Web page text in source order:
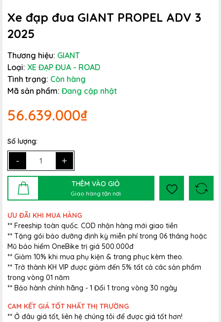
Xe đạp đua GIANT PROPEL ADV 3
2025
Thương hiệu: GIANT
Loại: XE ĐẠP ĐUA - ROAD
Tình trạng: Còn hàng
Mã sản phẩm: Đang cập nhật
56.639.000₫
Số lượng:
- +
THÊM VÀO GIỎ
Giao hàng tận nơi
ƯU ĐÃI KHI MUA HÀNG
** Freeship toàn quốc. COD nhận hàng mới giao tiền
** Tặng gói bảo dưỡng định kỳ miễn phí trong 06 tháng hoặc
Mũ bảo hiểm OneBike trị giá 500.000đ
** Giảm 10% khi mua phụ kiện & trang phục kèm theo.
** Trở thành KH VIP được giảm đến 5% tất cả các sản phẩm
trong vòng 01 năm
** Bảo hành chính hãng - 1 Đổi 1 trong vòng 30 ngày
CAM KẾT GIÁ TỐT NHẤT THỊ TRƯỜNG
** Ở đâu giá tốt, liên hệ chúng tôi để được giá tốt hơn!